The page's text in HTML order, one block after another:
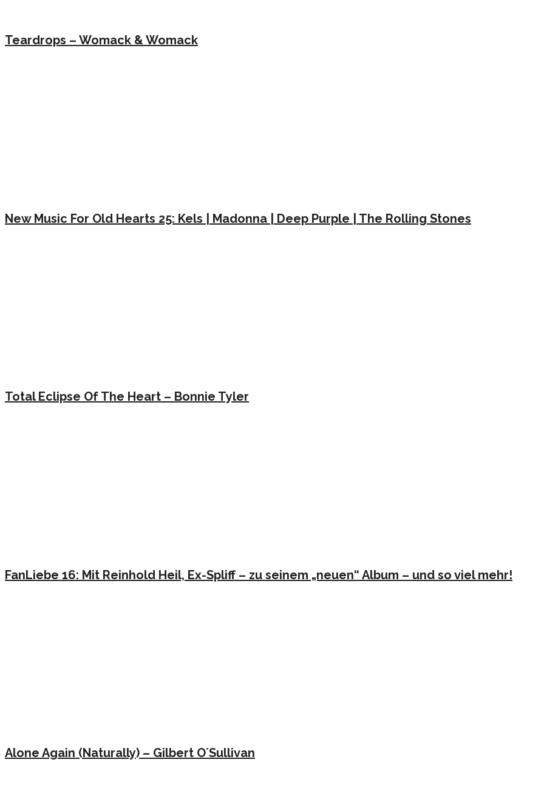
Teardrops – Womack & Womack
New Music For Old Hearts 25: Kels | Madonna | Deep Purple | The Rolling Stones
Total Eclipse Of The Heart – Bonnie Tyler
FanLiebe 16: Mit Reinhold Heil, Ex-Spliff – zu seinem „neuen“ Album – und so viel mehr!
Alone Again (Naturally) – Gilbert O´Sullivan